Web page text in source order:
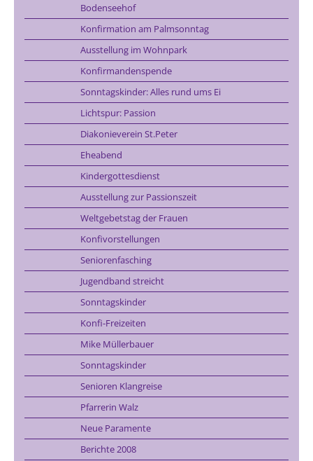
Bodenseehof
Konfirmation am Palmsonntag
Ausstellung im Wohnpark
Konfirmandenspende
Sonntagskinder: Alles rund ums Ei
Lichtspur: Passion
Diakonieverein St.Peter
Eheabend
Kindergottesdienst
Ausstellung zur Passionszeit
Weltgebetstag der Frauen
Konfivorstellungen
Seniorenfasching
Jugendband streicht
Sonntagskinder
Konfi-Freizeiten
Mike Müllerbauer
Sonntagskinder
Senioren Klangreise
Pfarrerin Walz
Neue Paramente
Berichte 2008